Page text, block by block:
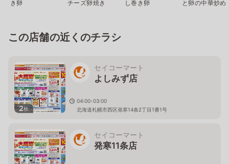
き卵
チーズ卵焼き
し巻き卵
と卵の中華炒め
この店舗の近くのチラシ
2枚
セイコーマート
よしみず店
04:00-03:00
北海道札幌市西区発寒14条2丁目1番1号
セイコーマート
発寒11条店